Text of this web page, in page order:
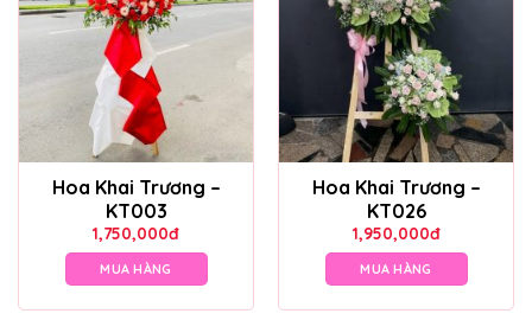
Hoa Khai Trương –
KT003
1,750,000đ
MUA HÀNG
Hoa Khai Trương –
KT026
1,950,000đ
MUA HÀNG